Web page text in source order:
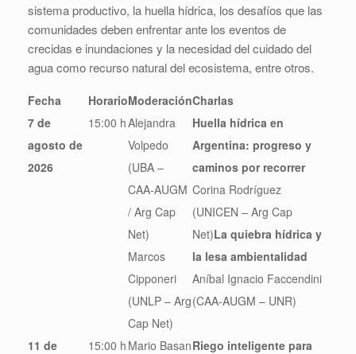
sistema productivo, la huella hídrica, los desafíos que las
comunidades deben enfrentar ante los eventos de
crecidas e inundaciones y la necesidad del cuidado del
agua como recurso natural del ecosistema, entre otros.
Fecha HorarioModeraciónCharlas
7 de
agosto de
2026
15:00 hAlejandra
Volpedo
(UBA –
CAA-AUGM
/ Arg Cap
Net)
Marcos
Cipponeri
(UNLP – Arg
Cap Net)
Huella hídrica en
Argentina: progreso y
caminos por recorrer
Corina Rodríguez
(UNICEN – Arg Cap
Net)La quiebra hídrica y
la lesa ambientalidad
Aníbal Ignacio Faccendini
(CAA-AUGM – UNR)
11 de
15:00 h Mario BasanRiego inteligente para